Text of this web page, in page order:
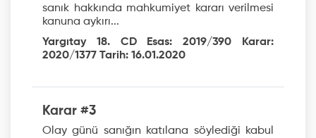
sanık hakkında mahkumiyet kararı verilmesi
kanuna aykırı...
Yargıtay 18. CD Esas: 2019/390 Karar:
2020/1377 Tarih: 16.01.2020
Karar #3
Olay günü sanığın katılana söylediği kabul